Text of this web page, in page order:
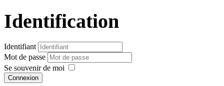
Identification
Identifiant
Mot de passe
Se souvenir de moi
Connexion